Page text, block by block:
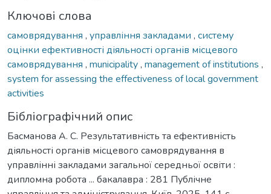
Ключові слова
самоврядування , управління закладами , систему
оцінки ефективності діяльності органів місцевого
самоврядування , municipality, management of institutions ,
system for assessing the effectiveness of local government
activities
Бібліографічний опис
Басманова А. С. Результативність та ефективність
діяльності органів місцевого самоврядування в
управлінні закладами загальної середньої освіти :
дипломна робота ... бакалавра : 281 Публічне